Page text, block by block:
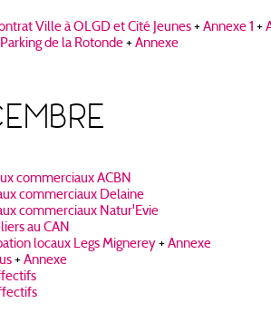
Ville à OLGD et Cité Jeunes+ Annexe 1 +
de la Rotonde + Annexe
commerciaux ACBN
commerciaux Delaine
commerciaux Natur'Evie
au CAN
locaux Legs Mignerey+ Annexe
+ Annexe